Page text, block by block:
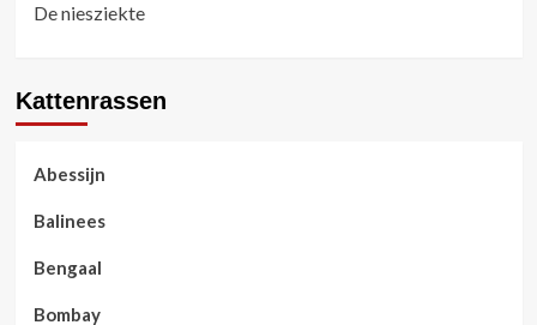
De niesziekte
Kattenrassen
Abessijn
Balinees
Bengaal
Bombay